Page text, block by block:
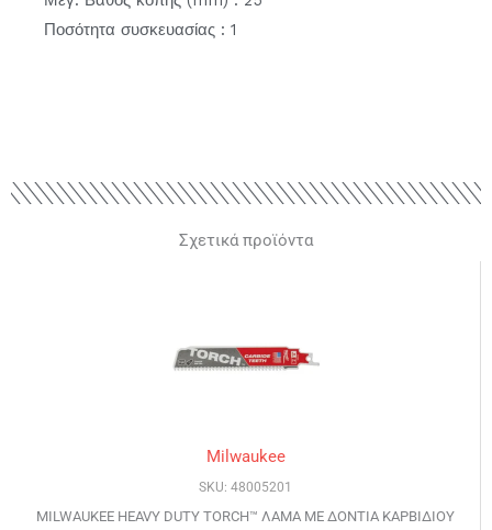
Ποσότητα συσκευασίας : 1
Σχετικά προϊόντα
Milwaukee
SKU: 48005201
MILWAUKEE HEAVY DUTY TORCH™ ΛΑΜΑ ΜΕ ΔΟΝΤΙΑ ΚΑΡΒΙΔΙΟΥ